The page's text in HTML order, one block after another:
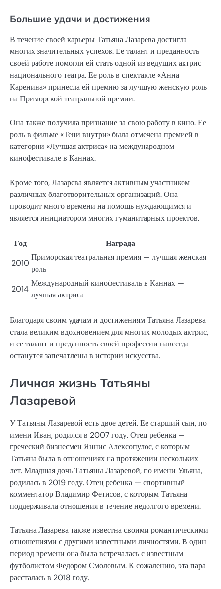
Большие удачи и достижения
В течение своей карьеры Татьяна Лазарева достигла
многих значительных успехов. Ее талант и преданность
своей работе помогли ей стать одной из ведущих актрис
национального театра. Ее роль в спектакле «Анна
Каренина» принесла ей премию за лучшую женскую роль
на Приморской театральной премии.
Она также получила признание за свою работу в кино. Ее
роль в фильме «Тени внутри» была отмечена премией в
категории «Лучшая актриса» на международном
кинофестивале в Каннах.
Кроме того, Лазарева является активным участником
различных благотворительных организаций. Она
проводит много времени на помощь нуждающимся и
является инициатором многих гуманитарных проектов.
Год
Награда
2010
Приморская театральная премия — лучшая женская
роль
2014
Международный кинофестиваль в Каннах —
лучшая актриса
Благодаря своим удачам и достижениям Татьяна Лазарева
стала великим вдохновением для многих молодых актрис,
и ее талант и преданность своей профессии навсегда
останутся запечатлены в истории искусства.
Личная жизнь Татьяны
Лазаревой
У Татьяны Лазаревой есть двое детей. Ее старший сын, по
имени Иван, родился в 2007 году. Отец ребенка —
греческий бизнесмен Яннис Алексопулос, с которым
Татьяна была в отношениях на протяжении нескольких
лет. Младшая дочь Татьяны Лазаревой, по имени Ульяна,
родилась в 2019 году. Отец ребенка — спортивный
комментатор Владимир Фетисов, с которым Татьяна
поддерживала отношения в течение недолгого времени.
Татьяна Лазарева также известна своими романтическими
отношениями с другими известными личностями. В один
период времени она была встречалась с известным
футболистом Федором Смоловым. К сожалению, эта пара
рассталась в 2018 году.